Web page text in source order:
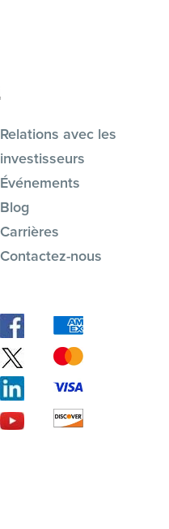
Relations avec les
investisseurs
Événements
Blog
Carrières
Contactez-nous